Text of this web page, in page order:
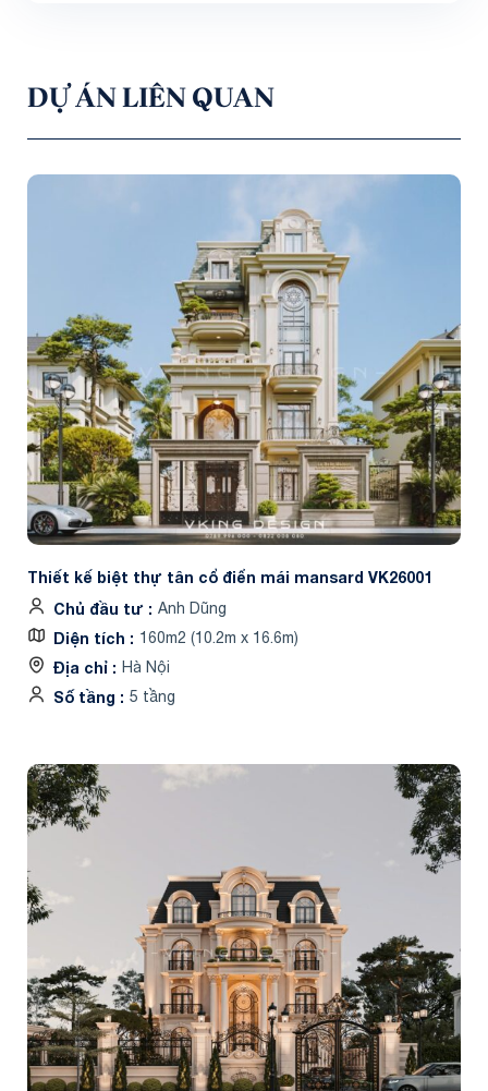
DỰ ÁN LIÊN QUAN
Thiết kế biệt thự tân cổ điển mái mansard VK26001
Chủ đầu tư
Anh Dũng
Diện tích 160m2 (10.2m x 16.6m)
Địa chỉ Hà Nội
Số tầng 5 tầng